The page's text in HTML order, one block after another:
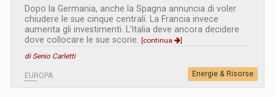
Dopo la Germania, anche la Spagna annuncia di voler
chiudere le sue cinque centrali. La Francia invece
aumenta gli investimenti. L’Italia deve ancora decidere
dove collocare le sue scorie.
[continua
]
di Senio Carletti
EUROPA Energie & Risorse